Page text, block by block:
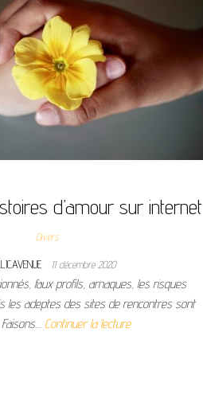
d’amour sur internet
Divers
11 décembre 2020
faux profils, arnaques, les risques
les adeptes des sites de rencontres sont
Continuer la lecture